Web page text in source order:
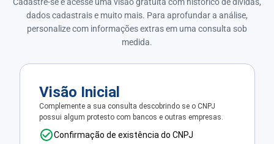
dados cadastrais e muito mais. Para aprofundar a análise,
personalize com informações extras em uma consulta sob
medida.
Visão Inicial
Complemente a sua consulta descobrindo se o CNPJ
possui algum protesto com bancos e outras empresas.
Confirmação de existência do CNPJ